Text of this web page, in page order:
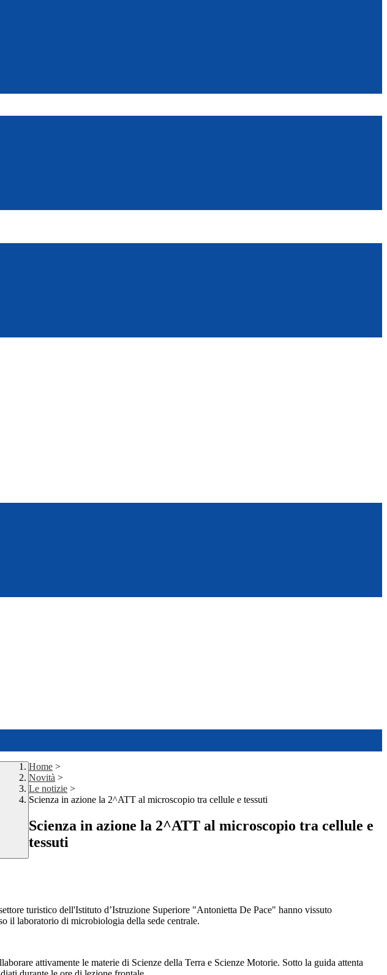
Home >
Novità >
Le notizie >
Scienza in azione la 2^ATT al microscopio tra cellule e tessuti
Scienza in azione la 2^ATT al microscopio tra cellule e
tessuti
turistico dell'Istituto d’Istruzione Superiore "Antonietta De Pace" hanno vissuto
il laboratorio di microbiologia della sede centrale.
attivamente le materie di Scienze della Terra e Scienze Motorie. Sotto la guida attenta